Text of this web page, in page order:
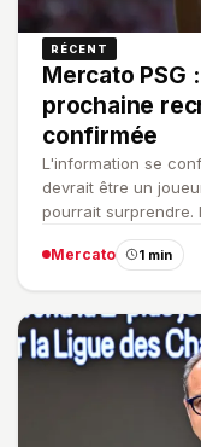
RÉCENT
Mercato PSG
prochaine
confirmée
L'information se
devrait être un
pourrait surprendre.
Mercato 1 min